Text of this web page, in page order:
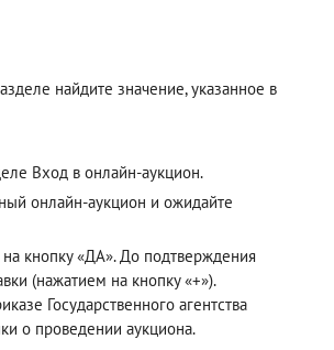
найдите значение, указанное в
Вход в онлайн-аукцион.
онлайн-аукцион и ожидайте
кнопку «ДА». До подтверждения
(нажатием на кнопку «+»).
Государственного агентства
о проведении аукциона.